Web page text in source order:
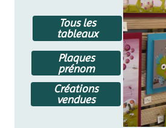
Tous les
tableaux
Plaques
prénom
Créations
vendues